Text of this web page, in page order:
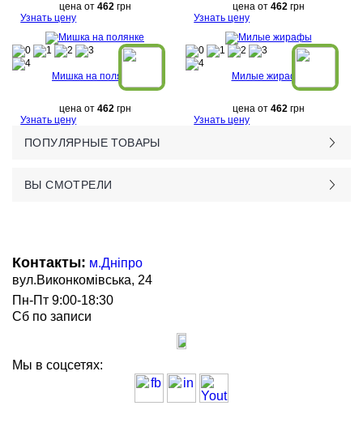
цена от 462грн
Узнать цену
цена от 462грн
Узнать цену
Мишка на полянке
цена от 462грн
Узнать цену
Милые жирафы
цена от 462грн
Узнать цену
ПОПУЛЯРНЫЕ ТОВАРЫ
ВЫ СМОТРЕЛИ
Контакты: м.Дніпро
вул.Виконкомівська, 24
Пн-Пт 9:00-18:30
Сб по записи
Мы в соцсетях: